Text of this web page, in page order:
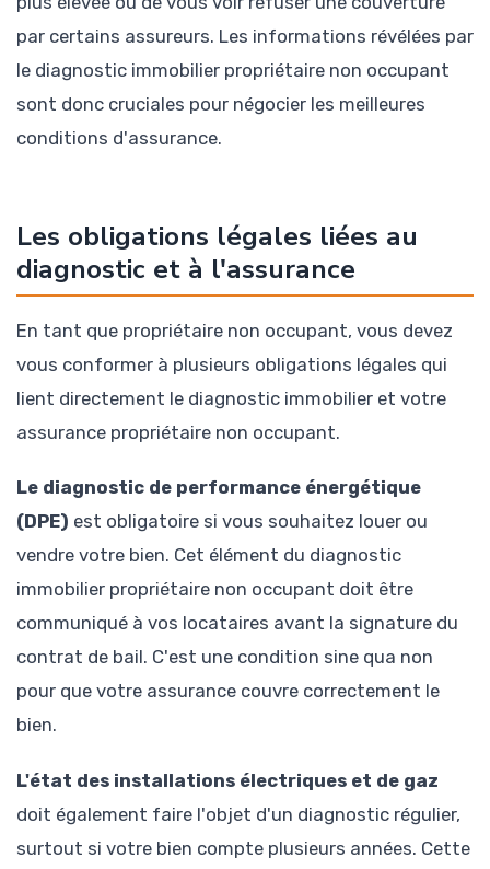
par certains assureurs. Les informations révélées par
le diagnostic immobilier propriétaire non occupant
sont donc cruciales pour négocier les meilleures
conditions d'assurance.
Les obligations légales liées au
diagnostic et à l'assurance
En tant que propriétaire non occupant, vous devez
vous conformer à plusieurs obligations légales qui
lient directement le diagnostic immobilier et votre
assurance propriétaire non occupant.
Le diagnostic de performance énergétique
(DPE) est obligatoire si vous souhaitez louer ou
vendre votre bien. Cet élément du diagnostic
immobilier propriétaire non occupant doit être
communiqué à vos locataires avant la signature du
contrat de bail. C'est une condition sine qua non
pour que votre assurance couvre correctement le
bien.
L'état des installations électriques et de gaz
doit également faire l'objet d'un diagnostic régulier,
surtout si votre bien compte plusieurs années. Cette